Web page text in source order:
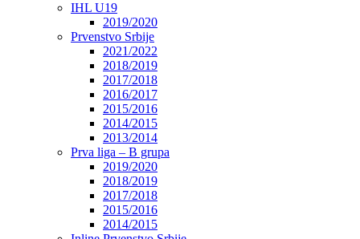
IHL U19
2019/2020
Prvenstvo Srbije
2021/2022
2018/2019
2017/2018
2016/2017
2015/2016
2014/2015
2013/2014
Prva liga – B grupa
2019/2020
2018/2019
2017/2018
2015/2016
2014/2015